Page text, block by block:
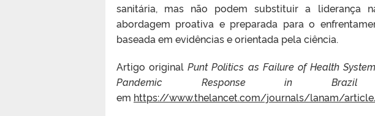
sanitária, mas não podem substituir a liderança
abordagem proativa e preparada para o
baseada em evidências e orientada pela ciência.
Artigo originalPunt Politics as Failure of Health
Pandemic Response in
em https://www.thelancet.com/journals/lanam/